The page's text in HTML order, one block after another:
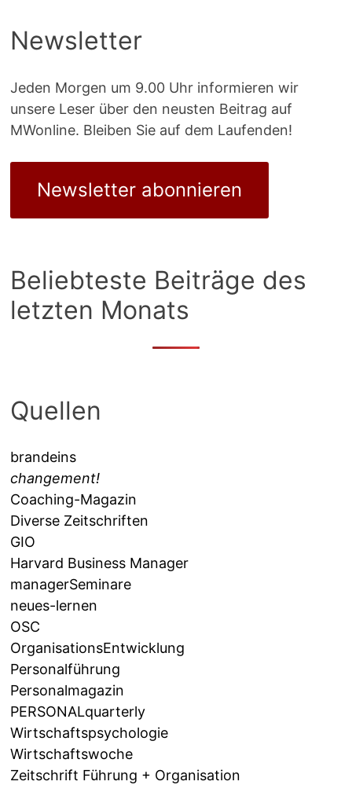
Newsletter
Jeden Morgen um 9.00 Uhr informieren wir
unsere Leser über den neusten Beitrag auf
MWonline. Bleiben Sie auf dem Laufenden!
Newsletter abonnieren
Beliebteste Beiträge des
letzten Monats
Quellen
brandeins
changement!
Coaching-Magazin
Diverse Zeitschriften
GIO
Harvard Business Manager
managerSeminare
neues-lernen
OSC
OrganisationsEntwicklung
Personalführung
Personalmagazin
PERSONALquarterly
Wirtschaftspsychologie
Wirtschaftswoche
Zeitschrift Führung + Organisation